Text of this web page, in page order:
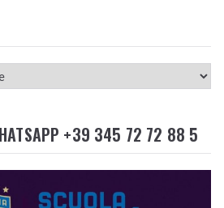
+39 345 72 72 88 5